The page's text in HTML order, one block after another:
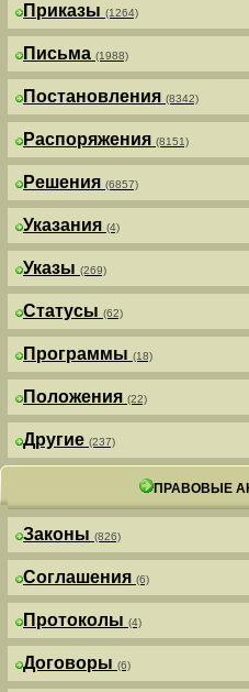
Приказы (1264)
Письма (1988)
Постановления (8342)
Распоряжения (8151)
Решения (6857)
Указания (4)
Указы (269)
Статусы (62)
Программы (18)
Положения (22)
Другие (237)
ПРАВОВЫЕ
Законы (826)
Соглашения (6)
Протоколы (4)
Договоры (6)